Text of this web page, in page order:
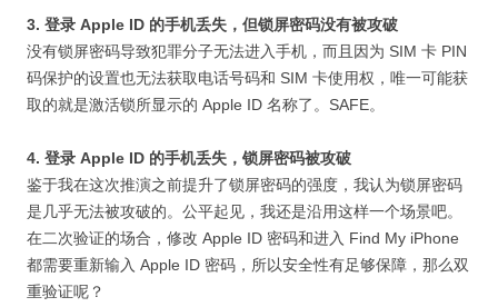
3. 登录 Apple ID 的手机丢失，但锁屏密码没有被攻破
没有锁屏密码导致犯罪分子无法进入手机，而且因为 SIM 卡 PIN
码保护的设置也无法获取电话号码和 SIM 卡使用权，唯一可能获
取的就是激活锁所显示的 Apple ID 名称了。SAFE。
4. 登录 Apple ID 的手机丢失，锁屏密码被攻破
鉴于我在这次推演之前提升了锁屏密码的强度，我认为锁屏密码
是几乎无法被攻破的。公平起见，我还是沿用这样一个场景吧。
在二次验证的场合，修改 Apple ID 密码和进入 Find My iPhone
都需要重新输入 Apple ID 密码，所以安全性有足够保障，那么双
重验证呢？